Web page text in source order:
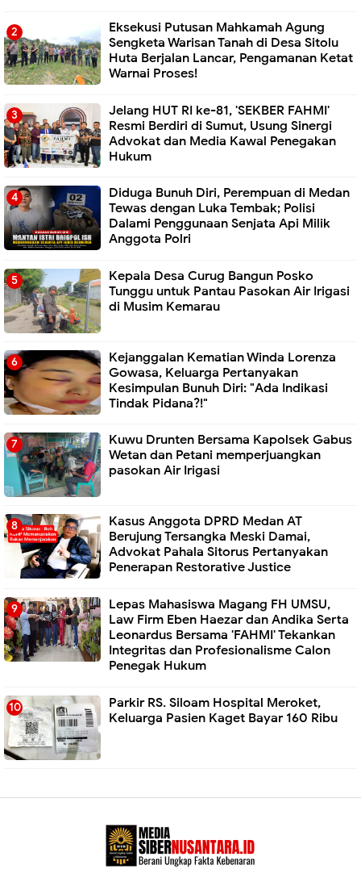
Eksekusi Putusan Mahkamah Agung
Sengketa Warisan Tanah di Desa Sitolu
Huta Berjalan Lancar, Pengamanan Ketat
Warnai Proses!
Jelang HUT RI ke-81, 'SEKBER FAHMI'
Resmi Berdiri di Sumut, Usung Sinergi
Advokat dan Media Kawal Penegakan
Hukum
Diduga Bunuh Diri, Perempuan di Medan
Tewas dengan Luka Tembak; Polisi
Dalami Penggunaan Senjata Api Milik
Anggota Polri
Kepala Desa Curug Bangun Posko
Tunggu untuk Pantau Pasokan Air Irigasi
di Musim Kemarau
Kejanggalan Kematian Winda Lorenza
Gowasa, Keluarga Pertanyakan
Kesimpulan Bunuh Diri: "Ada Indikasi
Tindak Pidana?!"
Kuwu Drunten Bersama Kapolsek Gabus
Wetan dan Petani memperjuangkan
pasokan Air Irigasi
Kasus Anggota DPRD Medan AT
Berujung Tersangka Meski Damai,
Advokat Pahala Sitorus Pertanyakan
Penerapan Restorative Justice
Lepas Mahasiswa Magang FH UMSU,
Law Firm Eben Haezar dan Andika Serta
Leonardus Bersama 'FAHMI' Tekankan
Integritas dan Profesionalisme Calon
Penegak Hukum
Parkir RS. Siloam Hospital Meroket,
Keluarga Pasien Kaget Bayar 160 Ribu